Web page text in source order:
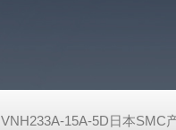
VNH233A-15A-5D日本SMC